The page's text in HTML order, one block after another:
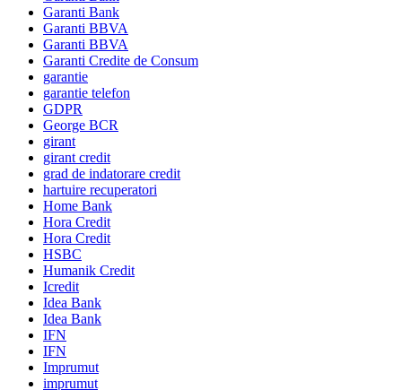
Garanti Bank
Garanti BBVA
Garanti BBVA
Garanti Credite de Consum
garantie
garantie telefon
GDPR
George BCR
girant
girant credit
grad de indatorare credit
hartuire recuperatori
Home Bank
Hora Credit
Hora Credit
HSBC
Humanik Credit
Icredit
Idea Bank
Idea Bank
IFN
IFN
Imprumut
imprumut